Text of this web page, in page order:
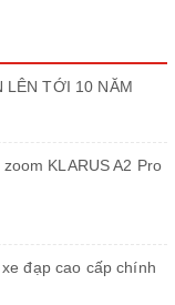
LÊN TỚI 10 NĂM
KLARUS A2 Pro
đạp cao cấp chính